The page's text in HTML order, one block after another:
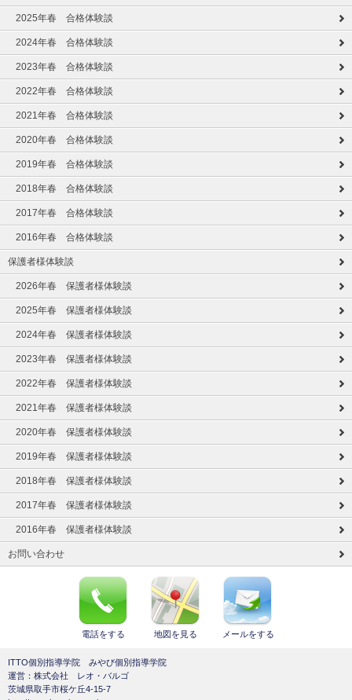
2025年春 合格体験談
2024年春 合格体験談
2023年春 合格体験談
2022年春 合格体験談
2021年春 合格体験談
2020年春 合格体験談
2019年春 合格体験談
2018年春 合格体験談
2017年春 合格体験談
2016年春 合格体験談
保護者様体験談
2026年春 保護者様体験談
2025年春 保護者様体験談
2024年春 保護者様体験談
2023年春 保護者様体験談
2022年春 保護者様体験談
2021年春 保護者様体験談
2020年春 保護者様体験談
2019年春 保護者様体験談
2018年春 保護者様体験談
2017年春 保護者様体験談
2016年春 保護者様体験談
お問い合わせ
電話をする 地図を見る メールをする
ITTO個別指導学院 みやび個別指導学院
運営：株式会社 レオ・バルゴ
茨城県取手市桜ケ丘4-15-7